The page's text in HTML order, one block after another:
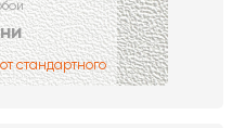
стандартного